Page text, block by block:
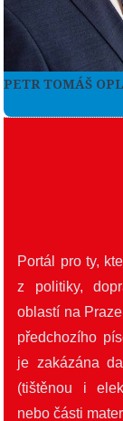
PETR TOMÁŠ
Portál pro ty,
z politiky,
oblastí na
předchozího
je zakázána
(tištěnou i
nebo části